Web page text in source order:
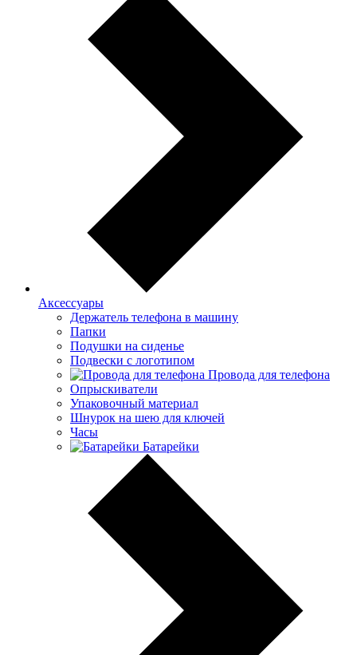
Аксессуары
Держатель телефона в машину
Папки
Подушки на сиденье
Подвески с логотипом
Провода для телефона
Опрыскиватели
Упаковочный материал
Шнурок на шею для ключей
Часы
Батарейки